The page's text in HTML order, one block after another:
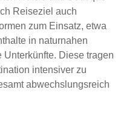
Reiseziel auch
zum Einsatz, etwa
in naturnahen
Diese tragen
intensiver zu
abwechslungsreich